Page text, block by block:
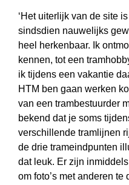
‘Het uiterlijk van de site
sindsdien nauwelijks
heel herkenbaar. Ik
kennen, tot een
ik tijdens een vakantie
HTM ben gaan werken
van een trambestuurder
bekend dat je soms
verschillende tramlijnen
de drie trameindpunten
dat leuk. Er zijn
om foto’s met anderen